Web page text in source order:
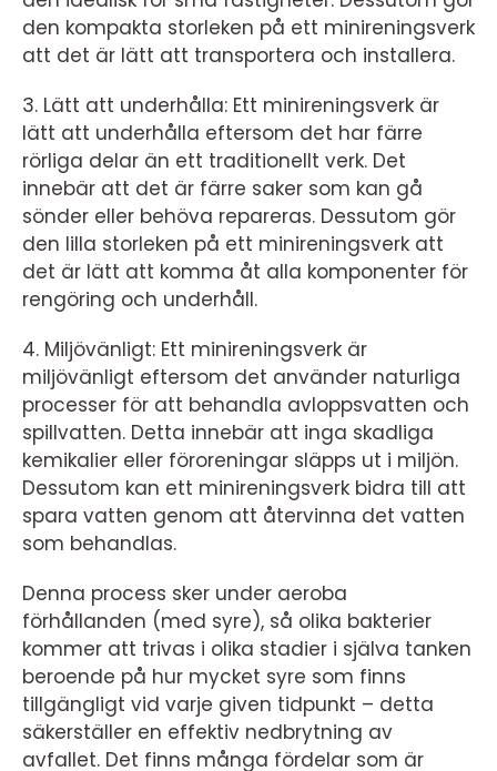
den kompakta storleken på ett minireningsverk
att det är lätt att transportera och installera.
3. Lätt att underhålla: Ett minireningsverk är
lätt att underhålla eftersom det har färre
rörliga delar än ett traditionellt verk. Det
innebär att det är färre saker som kan gå
sönder eller behöva repareras. Dessutom gör
den lilla storleken på ett minireningsverk att
det är lätt att komma åt alla komponenter för
rengöring och underhåll.
4. Miljövänligt: Ett minireningsverk är
miljövänligt eftersom det använder naturliga
processer för att behandla avloppsvatten och
spillvatten. Detta innebär att inga skadliga
kemikalier eller föroreningar släpps ut i miljön.
Dessutom kan ett minireningsverk bidra till att
spara vatten genom att återvinna det vatten
som behandlas.
Denna process sker under aeroba
förhållanden (med syre), så olika bakterier
kommer att trivas i olika stadier i själva tanken
beroende på hur mycket syre som finns
tillgängligt vid varje given tidpunkt – detta
säkerställer en effektiv nedbrytning av
avfallet. Det finns många fördelar som är